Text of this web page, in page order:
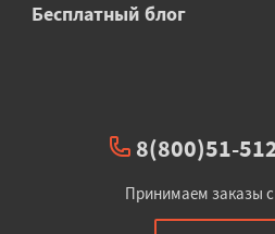
Бесплатный блог
8(800)51-
Принимаем заказы с